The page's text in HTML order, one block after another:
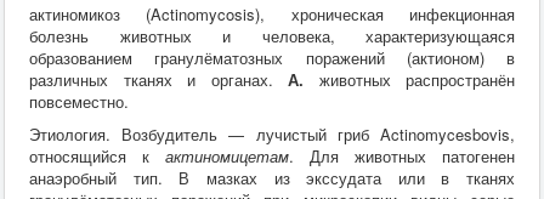
актиномикоз (Actinomycosis), хроническая инфекционная
болезнь животных и человека, характеризующаяся
образованием гранулёматозных поражений (актионом) в
различных тканях и органах. А. животных распространён
повсеместно.
Этиология. Возбудитель — лучистый гриб Actinomycesbovis,
относящийся к актиномицетам. Для животных патогенен
анаэробный тип. В мазках из экссудата или в тканях